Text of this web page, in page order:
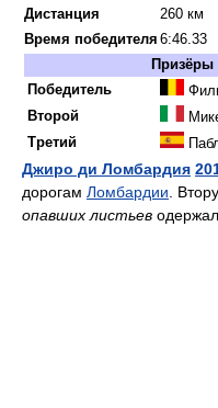
Дистанция
260 км
Время победителя 6:46.33
Призёры
Победитель
Второй
Третий
Джиро ди Ломбардия
дорогам Ломбардии .
опавших листьев одержал